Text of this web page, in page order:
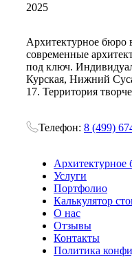
2025
Архитектурное бюро
современные
под ключ.
Курская, Нижний
17. Территория
Телефон: 8 (499)
Архитектурное
Услуги
Портфолио
Калькулятор
О нас
Отзывы
Контакты
Политика